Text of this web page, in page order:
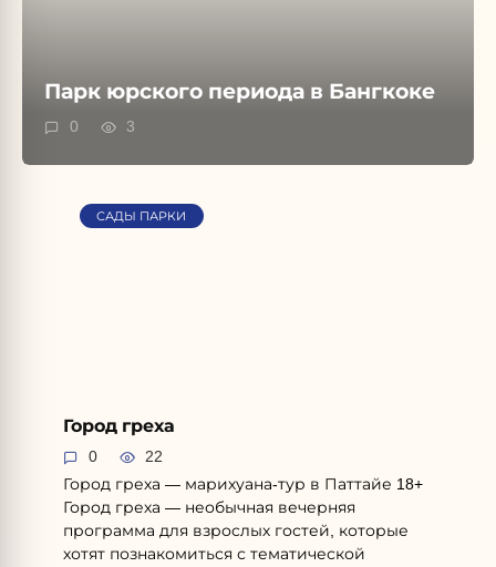
Парк юрского периода в Бангкоке
0 3
САДЫ ПАРКИ
Город греха
0 22
Город греха — марихуана-тур в Паттайе 18+
Город греха — необычная вечерняя
программа для взрослых гостей, которые
хотят познакомиться с тематической